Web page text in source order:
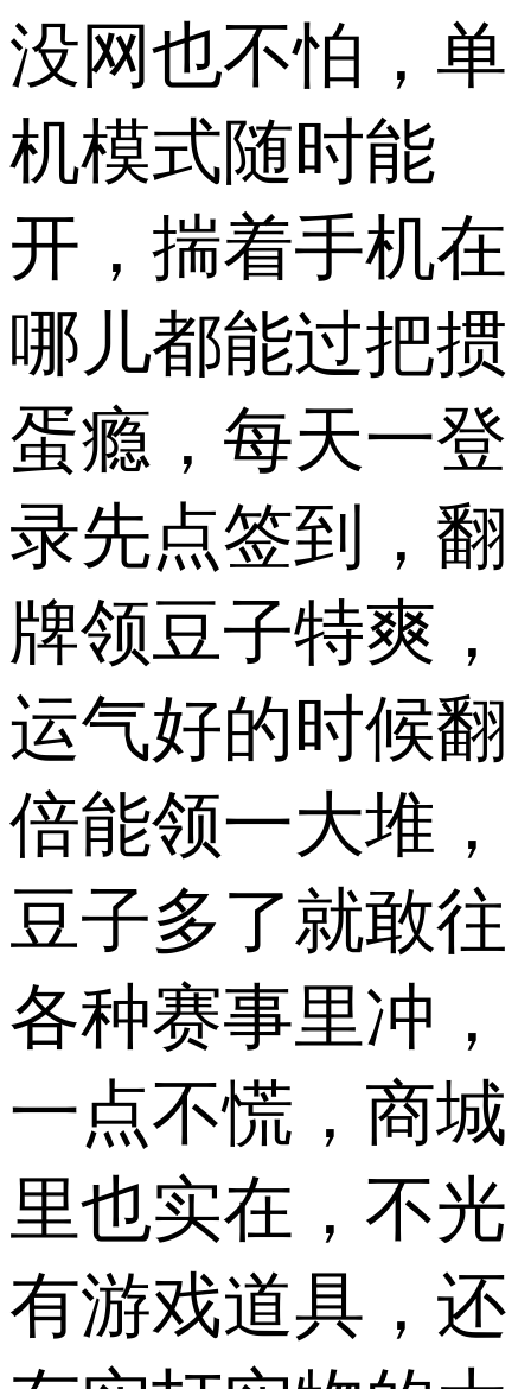
没网也不怕，单
机模式随时能
开，揣着手机在
哪儿都能过把掼
蛋瘾，每天一登
录先点签到，翻
牌领豆子特爽，
运气好的时候翻
倍能领一大堆，
豆子多了就敢往
各种赛事里冲，
一点不慌，商城
里也实在，不光
有游戏道具，还